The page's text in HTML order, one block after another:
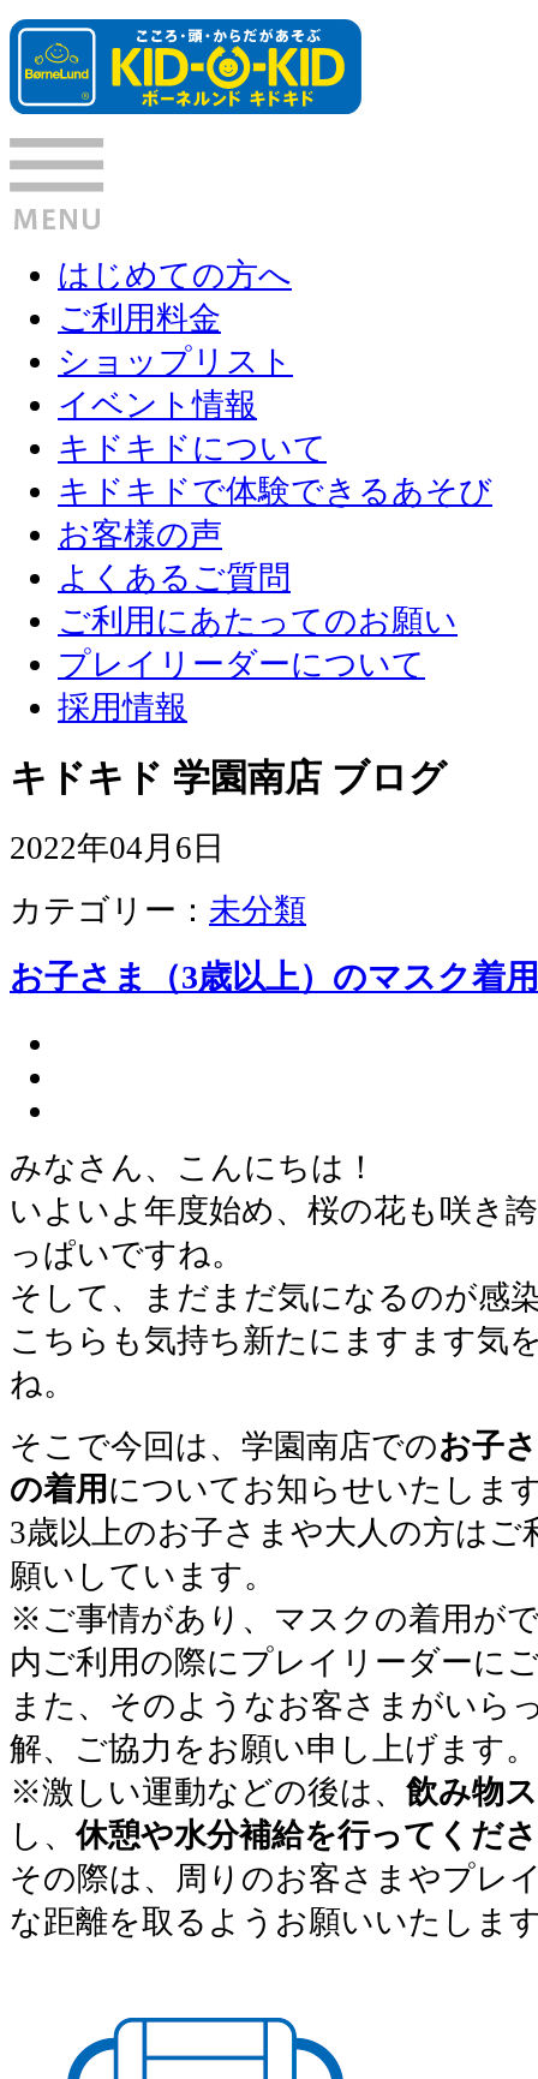
はじめての方へ
ご利用料金
ショップリスト
イベント情報
キドキドについて
キドキドで体験できるあそび
お客様の声
よくあるご質問
ご利用にあたってのお願い
プレイリーダーについて
採用情報
キドキド 学園南店 ブログ
2022年04月6日
カテゴリー： 未分類
お子さま（3歳以上）のマスク着
みなさん、こんにちは！
いよいよ年度始め、桜の花も咲き
っぱいですね。
そして、まだまだ気になるのが感
こちらも気持ち新たにますます気
ね。
そこで今回は、学園南店でのお子
の着用 についてお知らせいたしま
3歳以上のお子さまや大人の方は
願いしています。
※ご事情があり、マスクの着用が
内ご利用の際にプレイリーダーに
また、そのようなお客さまがいら
解、ご協力をお願い申し上げます。
※激しい運動などの後は、 飲み物
し、休憩や水分補給を行ってくだ
その際は、周りのお客さまやプレ
な距離を取るようお願いいたしま